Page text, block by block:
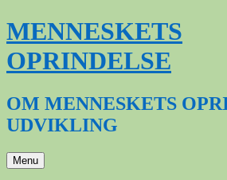
Hop
til
indhold
MENNESKETS
OPRINDELSE
OM MENNESKETS
UDVIKLING
Menu